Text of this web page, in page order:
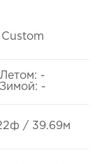
Custom
Летом: -
Зимой: -
/ 39.69м